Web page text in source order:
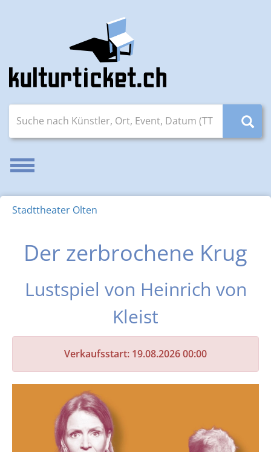
Navigation aktivieren/deaktivieren
Stadttheater Olten
Der zerbrochene Krug
Lustspiel von Heinrich von
Kleist
Verkaufsstart: 19.08.2026 00:00